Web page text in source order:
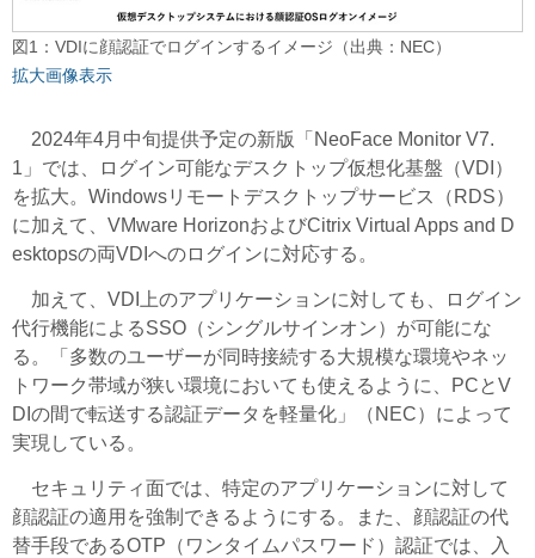
図1：VDIに顔認証でログインするイメージ（出典：NEC）
拡大画像表示
2024年4月中旬提供予定の新版「NeoFace Monitor V7.
1」では、ログイン可能なデスクトップ仮想化基盤（VDI）
を拡大。Windowsリモートデスクトップサービス（RDS）
に加えて、VMware HorizonおよびCitrix Virtual Apps and D
esktopsの両VDIへのログインに対応する。
加えて、VDI上のアプリケーションに対しても、ログイン
代行機能によるSSO（シングルサインオン）が可能にな
る。「多数のユーザーが同時接続する大規模な環境やネッ
トワーク帯域が狭い環境においても使えるように、PCとV
DIの間で転送する認証データを軽量化」（NEC）によって
実現している。
セキュリティ面では、特定のアプリケーションに対して
顔認証の適用を強制できるようにする。また、顔認証の代
替手段であるOTP（ワンタイムパスワード）認証では、入